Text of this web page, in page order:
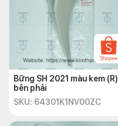
Bững SH 2021 màu kem (R)
bên phải
SKU: 64301K1NV00ZC